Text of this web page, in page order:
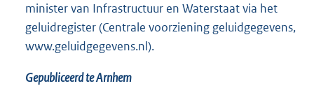
minister van Infrastructuur en Waterstaat via het
geluidregister (Centrale voorziening geluidgegevens,
www.geluidgegevens.nl).
Gepubliceerd te Arnhem